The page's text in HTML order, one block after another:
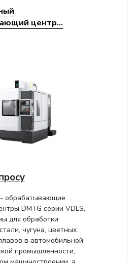
центр...
обрабатывающие
DMTG серии VDLS,
для обработки
чугуна, цветных
в автомобильной,
промышленности,